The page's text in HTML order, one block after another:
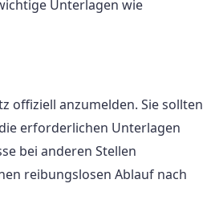
Unterlagen wie
offiziell anzumelden. Sie sollten
erforderlichen Unterlagen
bei anderen Stellen
reibungslosen Ablauf nach